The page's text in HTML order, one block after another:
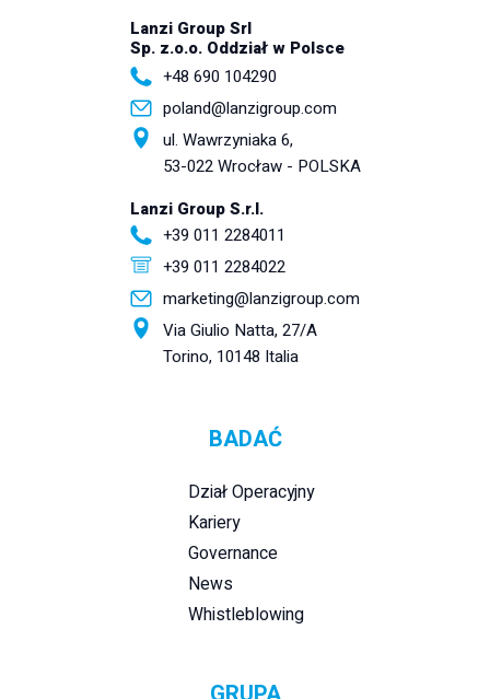
Lanzi Group Srl
Sp. z.o.o. Oddział w Polsce
+48 690 104290
poland@lanzigroup.com
ul. Wawrzyniaka 6,
53-022 Wrocław - POLSKA
Lanzi Group S.r.l.
+39 011 2284011
+39 011 2284022
marketing@lanzigroup.com
Via Giulio Natta, 27/A
Torino, 10148 Italia
BADAĆ
Dział Operacyjny
Kariery
Governance
News
Whistleblowing